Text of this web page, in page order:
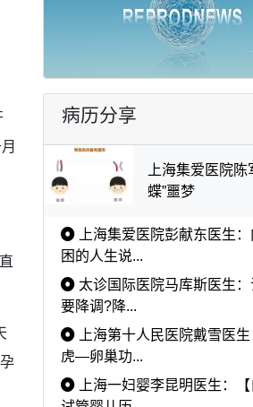
病历分享
上海集爱医院陈
蝶”噩梦
上海集爱医院彭献东医生
困的人生说...
太诊国际医院马库斯医生
要降调?降...
上海第十人民医院戴雪医
虎—卵巢功...
上海一妇婴李昆明医生：